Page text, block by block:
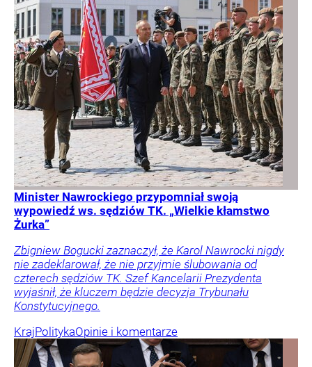
Minister Nawrockiego przypomniał swoją
wypowiedź ws. sędziów TK. „Wielkie kłamstwo
Żurka”
Zbigniew Bogucki zaznaczył, że Karol Nawrocki nigdy
nie zadeklarował, że nie przyjmie ślubowania od
czterech sędziów TK. Szef Kancelarii Prezydenta
wyjaśnił, że kluczem będzie decyzja Trybunału
Konstytucyjnego.
KrajPolitykaOpinie i komentarze